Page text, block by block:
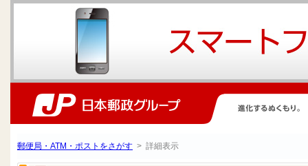
郵便局・ATM・ポストをさがす > 詳細表示